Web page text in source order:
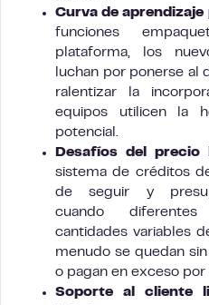
Curva de
funciones
plataforma, los
luchan por ponerse al
ralentizar la
equipos utilicen la
potencial.
Desafíos del precio
sistema de créditos
de seguir y
cuando
cantidades variables
menudo se quedan
o pagan en exceso
Soporte al cliente